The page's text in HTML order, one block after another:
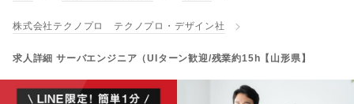
株式会社テクノプロ テクノプロ・デザイン社
求人詳細 サーバエンジニア（UIターン歓迎/残業約15h【山形県】